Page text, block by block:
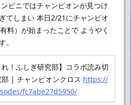
ビニではチャンピオンが見つけ
てしまい 本日2/21にチャンピオ
料）が始まったことで ようやく
。
れ！ふしぎ研究部】コラボ読み切
| チャンピオンクロス https://
fc7abe27d5950/